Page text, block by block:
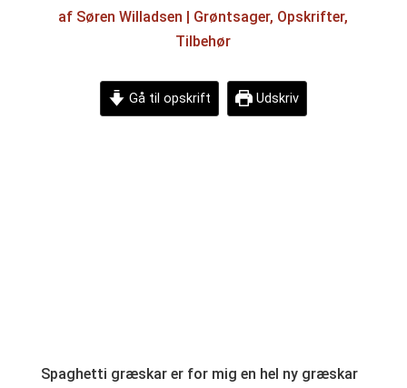
af Søren Willadsen | Grøntsager, Opskrifter,
Tilbehør
Gå til opskrift Udskriv
Spaghetti græskar er for mig en hel ny græskar